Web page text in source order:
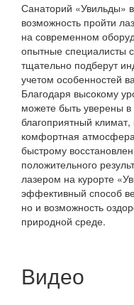
Санаторий «Увильды»
возможность пройти
на современном
опытные специалисты
тщательно подберут
учетом особенностей
Благодаря высокому
можете быть уверены в
благоприятный
комфортная
быстрому
положительного
лазером на курорте
эффективный способ
но и возможность
природной среде.
Видео